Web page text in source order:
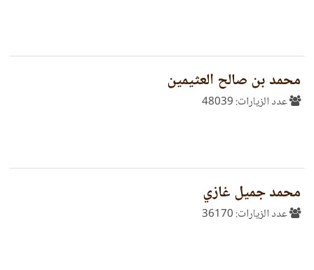
محمد بن صالح العثيمين
عدد الزيارات: 48039
محمد جميل غازي
عدد الزيارات: 36170